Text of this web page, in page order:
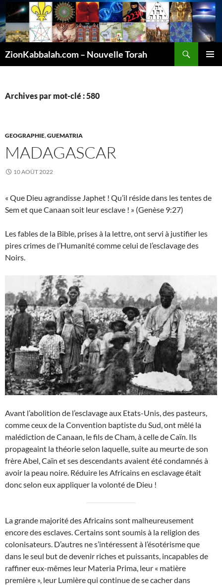
ZionKabbalah.com – Nouvelle Torah
Archives par mot-clé : 580
GEOGRAPHIE,GUEMATRIA
MADAGASCAR
10 AOÛT 2022
« Que Dieu agrandisse Japhet ! Qu’il réside dans les tentes de
Sem et que Canaan soit leur esclave ! » (Genèse 9:27)
Les fables de la Bible, prises à la lettre, ont servi à justifier les
pires crimes de l’Humanité comme celui de l’esclavage des
Noirs.
Avant l’abolition de l’esclavage aux Etats-Unis, des pasteurs,
comme ceux de la Convention baptiste du Sud, ont mêlé la
malédiction de Canaan, le fils de Cham, à celle de Caïn. Ils
propageaint la théorie selon laquelle, suite au meurte de son
frère Abel, Caïn et ses descendants avaient été condamnés à
avoir la peau noire. Réduire les Africains en esclavage était
donc selon eux appliquer la volonté de Dieu !
La grande majorité des Africains sont malheureusement
encore des esclaves. Certains sont soumis à la religion des
colonisateurs. D’autres ne s’intéressent à l’ésotérisme que
dans le seul but de devenir riches et puissants, incapables de
raffiner eux-mêmes leur Materia Prima, leur « matière
première », leur Lumière qui continue de se cacher dans